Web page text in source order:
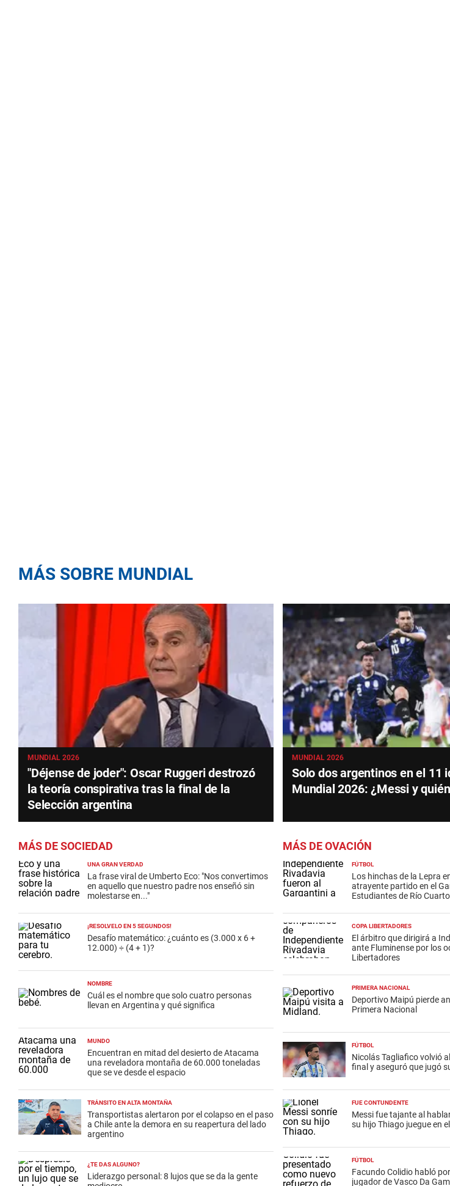
MÁS SOBRE MUNDIAL
MUNDIAL 2026
"Déjense de joder": Oscar Ruggeri destrozó
la teoría conspirativa tras la final de la
Selección argentina
MUNDIAL 2026
Solo dos argentinos en el 11
Mundial 2026: ¿Messi y
MÁS DE SOCIEDAD
UNA GRAN VERDAD
La frase viral de Umberto Eco: "Nos convertimos
en aquello que nuestro padre nos enseñó sin
molestarse en..."
¡RESOLVELO EN 5 SEGUNDOS!
Desafío matemático: ¿cuánto es (3.000 x 6 +
12.000) ÷ (4 + 1)?
NOMBRE
Cuál es el nombre que solo cuatro personas
llevan en Argentina y qué significa
MUNDO
Encuentran en mitad del desierto de Atacama
una reveladora montaña de 60.000 toneladas
que se ve desde el espacio
TRÁNSITO EN ALTA MONTAÑA
Transportistas alertaron por el colapso en el paso
a Chile ante la demora en su reapertura del lado
argentino
¿TE DAS ALGUNO?
Liderazgo personal: 8 lujos que se da la gente
MÁS DE OVACIÓN
FÚTBOL
Los hinchas de la Lepra
atrayente partido en el
Estudiantes de Río Cuarto
COPA LIBERTADORES
El árbitro que dirigirá a
ante Fluminense por los
Libertadores
PRIMERA NACIONAL
Deportivo Maipú pierde
Primera Nacional
FÚTBOL
Nicolás Tagliafico volvió
final y aseguró que jugó
FUE CONTUNDENTE
Messi fue tajante al
su hijo Thiago juegue en
FÚTBOL
Facundo Colidio habló
jugador de Vasco Da